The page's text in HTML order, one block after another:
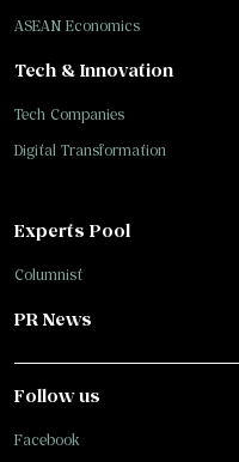
Tech & Innovation
Tech Companies
Digital Transformation
ASEAN Economics
Experts Pool
Columnist
PR News
Follow us
Facebook